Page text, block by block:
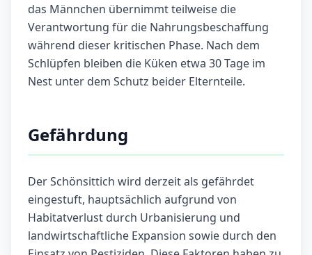
das Männchen übernimmt teilweise die
Verantwortung für die Nahrungsbeschaffung
während dieser kritischen Phase. Nach dem
Schlüpfen bleiben die Küken etwa 30 Tage im
Nest unter dem Schutz beider Elternteile.
Gefährdung
Der Schönsittich wird derzeit als gefährdet
eingestuft, hauptsächlich aufgrund von
Habitatverlust durch Urbanisierung und
landwirtschaftliche Expansion sowie durch den